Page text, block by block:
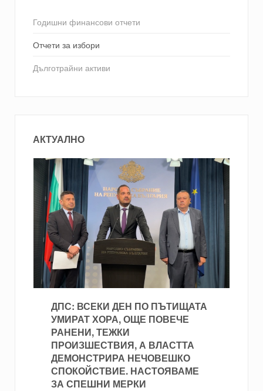
Годишни финансови отчети
Отчети за избори
Дълготрайни активи
АКТУАЛНО
ДПС: ВСЕКИ ДЕН ПО ПЪТИЩАТА
УМИРАТ ХОРА, ОЩЕ ПОВЕЧЕ
РАНЕНИ, ТЕЖКИ
ПРОИЗШЕСТВИЯ, А ВЛАСТТА
ДЕМОНСТРИРА НЕЧОВЕШКО
СПОКОЙСТВИЕ. НАСТОЯВАМЕ
ЗА СПЕШНИ МЕРКИ